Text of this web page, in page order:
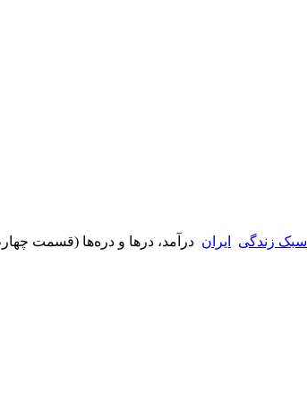
سبک زندگی ایران درآمد، درها و دره‌ها (قسمت